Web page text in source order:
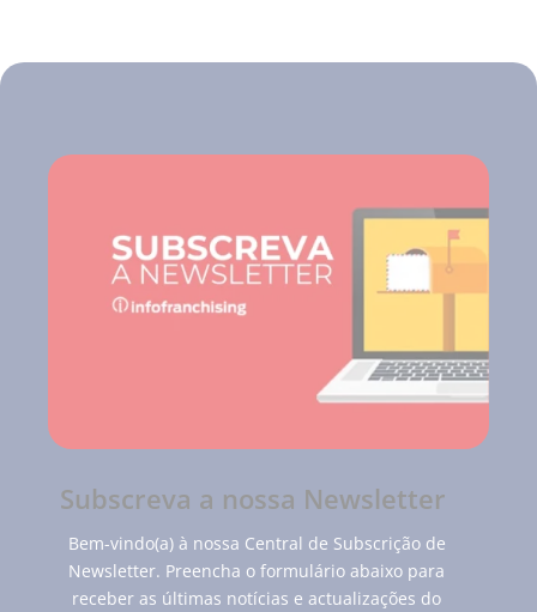
Subscreva a nossa Newsletter
Bem-vindo(a) à nossa Central de Subscrição de
Newsletter. Preencha o formulário abaixo para
receber as últimas notícias e actualizações do